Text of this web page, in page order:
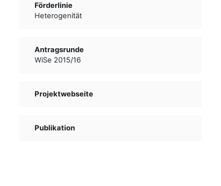
Förderlinie
Heterogenität
Antragsrunde
WiSe 2015/16
Projektwebseite
Publikation